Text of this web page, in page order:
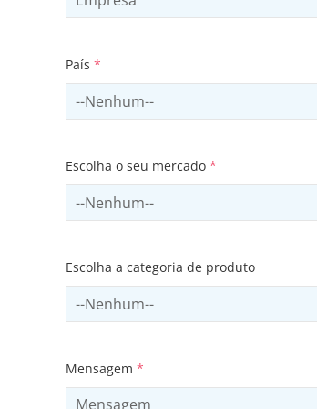
País *
Select country
Escolha o seu mercado *
Select sector
Escolha a categoria de produto
Select productCategory
Mensagem *